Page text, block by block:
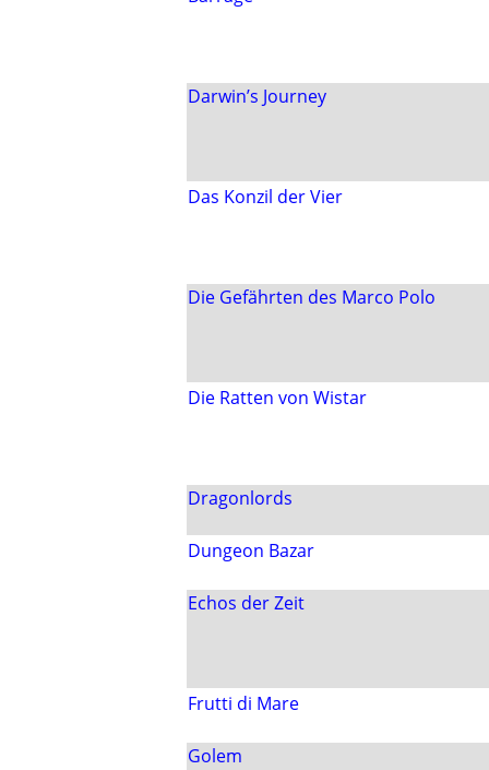
Darwin’s Journey
Das Konzil der Vier
Die Gefährten des Marco Polo
Die Ratten von Wistar
Dragonlords
Dungeon Bazar
Echos der Zeit
Frutti di Mare
Golem